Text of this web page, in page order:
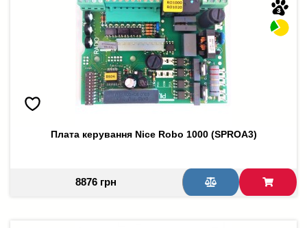
Плата керування Nice Robo 1000 (SPROA3)
8876 грн